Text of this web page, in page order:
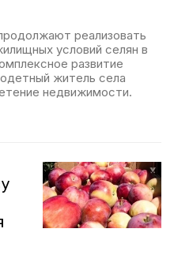
реализовать
условий селян в
развитие
житель села
недвижимости.